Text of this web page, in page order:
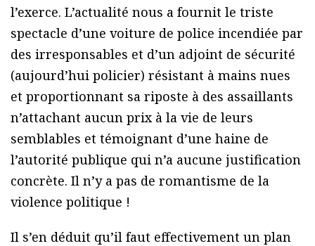
l’exerce. L’actualité nous a fournit le triste
spectacle d’une voiture de police incendiée par
des irresponsables et d’un adjoint de sécurité
(aujourd’hui policier) résistant à mains nues
et proportionnant sa riposte à des assaillants
n’attachant aucun prix à la vie de leurs
semblables et témoignant d’une haine de
l’autorité publique qui n’a aucune justification
concrète. Il n’y a pas de romantisme de la
violence politique !
Il s’en déduit qu’il faut effectivement un plan